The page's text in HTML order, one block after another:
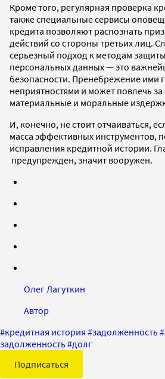
Кроме того, регулярная проверка
также специальные сервисы
кредита позволяют распознать
действий со стороны третьих лиц.
серьезный подход к методам
персональных данных — это
безопасности. Пренебрежение ими
неприятностями и может повлечь
материальные и моральные
И, конечно, не стоит отчаиваться,
масса эффективных инструментов,
исправления кредитной истории.
предупрежден, значит вооружен.
Олег Лагуткин
Автор
#кредитная история #задолженность#
задолженность#долг
Подписаться